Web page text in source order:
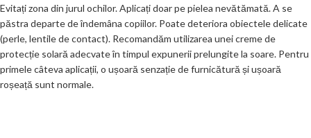
Evitați zona din jurul ochilor. Aplicați doar pe pielea nevătămată. A se
păstra departe de îndemâna copiilor. Poate deteriora obiectele delicate
(perle, lentile de contact). Recomandăm utilizarea unei creme de
protecție solară adecvate în timpul expunerii prelungite la soare. Pentru
primele câteva aplicații, o ușoară senzație de furnicătură și ușoară
roșeață sunt normale.